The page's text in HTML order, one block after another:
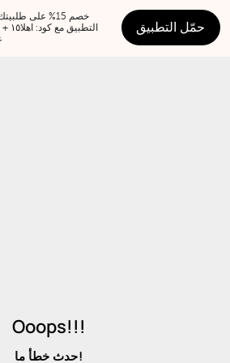
حمّل التطبيق
Ooops!!!
حدث خطأ ما!